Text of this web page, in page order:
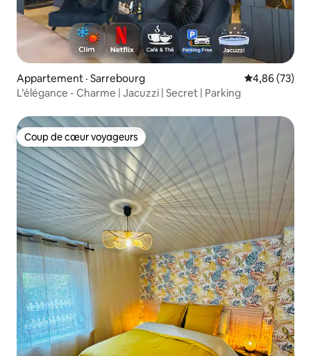
Appartement · Sarrebourg Note
4,86 (73)
L’élégance - Charme | Jacuzzi | Secret | Parking
Coup de cœur voyageurs
Coup de cœur voyageurs